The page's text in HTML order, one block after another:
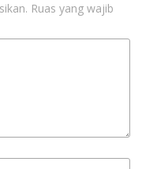
Ruas yang wajib